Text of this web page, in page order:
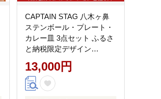
CAPTAIN STAG 八木ヶ鼻
ステンボール・プレート・
カレー皿 3点セット ふるさ
と納税限定デザイン
【013S123】
13,000円